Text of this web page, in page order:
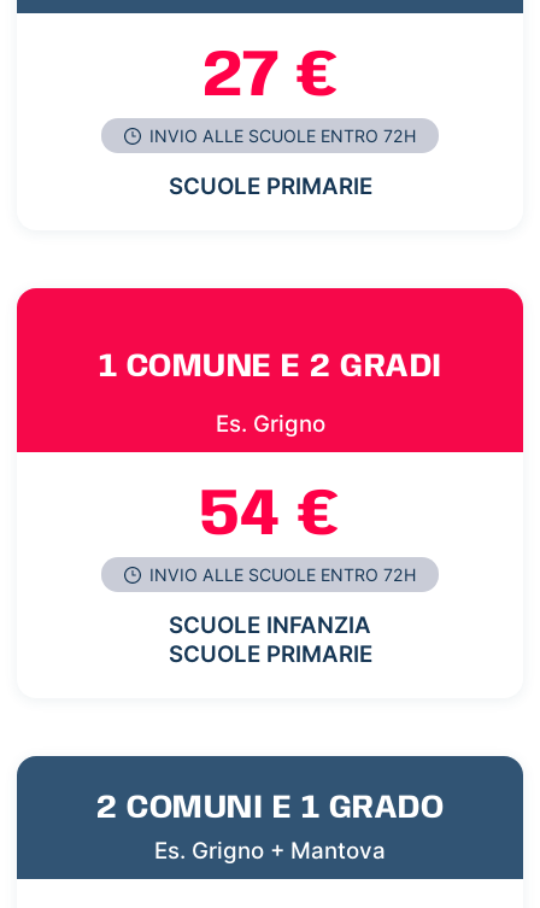
27 €
INVIO ALLE SCUOLE ENTRO 72H
SCUOLE PRIMARIE
1 COMUNE E 2 GRADI
Es. Grigno
54 €
INVIO ALLE SCUOLE ENTRO 72H
SCUOLE INFANZIA
SCUOLE PRIMARIE
2 COMUNI E 1 GRADO
Es. Grigno + Mantova